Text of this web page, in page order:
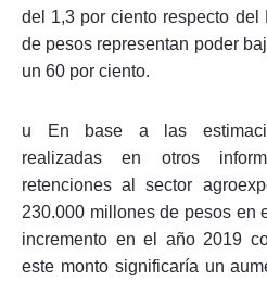
del 1,3 por ciento respecto
de pesos representan poder
un 60 por ciento.
u En base a las
realizadas en otros
retenciones al sector
230.000 millones de pesos en
incremento en el año 2019
este monto significaría un